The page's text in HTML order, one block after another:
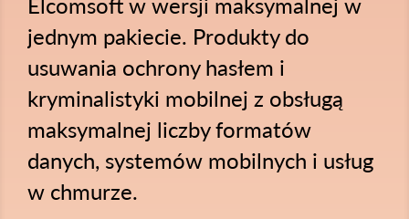
jednym pakiecie. Produkty do
usuwania ochrony hasłem i
kryminalistyki mobilnej z obsługą
maksymalnej liczby formatów
danych, systemów mobilnych i usług
w chmurze.